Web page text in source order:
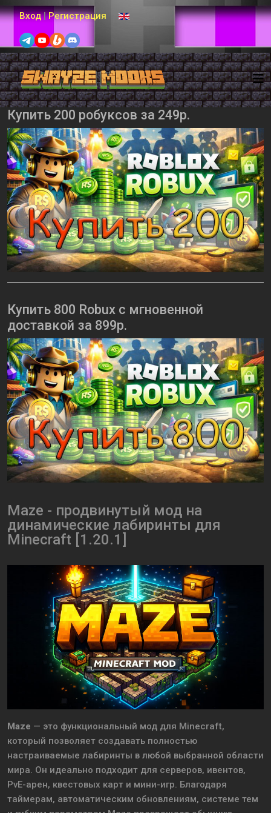
Вход | Регистрация Выберите язык
Купить 200 робуксов за 249р.
Купить 800 Robux с мгновенной
доставкой за 899р.
Maze - продвинутый мод на
динамические лабиринты для
Minecraft [1.20.1]
Maze — это функциональный мод для Minecraft,
который позволяет создавать полностью
настраиваемые лабиринты в любой выбранной области
мира. Он идеально подходит для серверов, ивентов,
PvE-арен, квестовых карт и мини-игр. Благодаря
таймерам, автоматическим обновлениям, системе тем